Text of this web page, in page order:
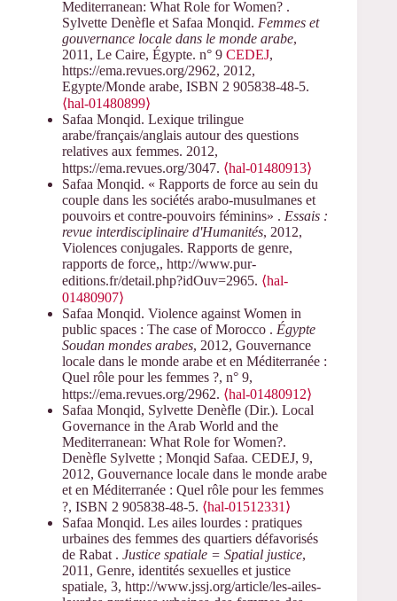
Mediterranean: What Role for Women? .
Sylvette Denèfle et Safaa Monqid. Femmes et
gouvernance locale dans le monde arabe,
2011, Le Caire, Égypte. n° 9 CEDEJ,
https://ema.revues.org/2962, 2012,
Egypte/Monde arabe, ISBN 2 905838-48-5.
⟨hal-01480899⟩
Safaa Monqid. Lexique trilingue
arabe/français/anglais autour des questions
relatives aux femmes. 2012,
https://ema.revues.org/3047. ⟨hal-01480913⟩
Safaa Monqid. « Rapports de force au sein du
couple dans les sociétés arabo-musulmanes et
pouvoirs et contre-pouvoirs féminins» . Essais :
revue interdisciplinaire d'Humanités, 2012,
Violences conjugales. Rapports de genre,
rapports de force,, http://www.pur-
editions.fr/detail.php?idOuv=2965. ⟨hal-
01480907⟩
Safaa Monqid. Violence against Women in
public spaces : The case of Morocco . Égypte
Soudan mondes arabes, 2012, Gouvernance
locale dans le monde arabe et en Méditerranée :
Quel rôle pour les femmes ?, n° 9,
https://ema.revues.org/2962. ⟨hal-01480912⟩
Safaa Monqid, Sylvette Denèfle (Dir.). Local
Governance in the Arab World and the
Mediterranean: What Role for Women?.
Denèfle Sylvette ; Monqid Safaa. CEDEJ, 9,
2012, Gouvernance locale dans le monde arabe
et en Méditerranée : Quel rôle pour les femmes
?, ISBN 2 905838-48-5. ⟨hal-01512331⟩
Safaa Monqid. Les ailes lourdes : pratiques
urbaines des femmes des quartiers défavorisés
de Rabat . Justice spatiale = Spatial justice,
2011, Genre, identités sexuelles et justice
spatiale, 3, http://www.jssj.org/article/les-ailes-